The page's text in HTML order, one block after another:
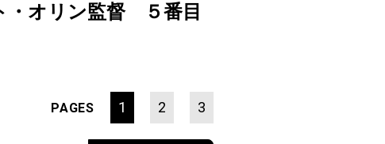
・オリン監督 ５番目
PAGES 1 2 3